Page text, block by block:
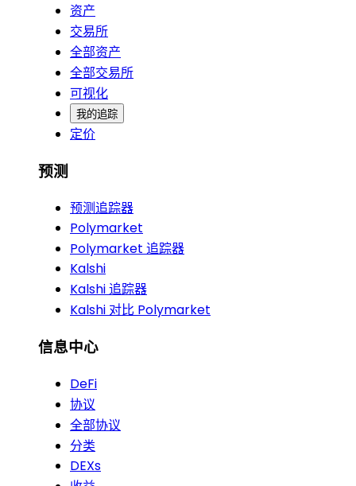
资产
交易所
全部资产
全部交易所
可视化
我的追踪
定价
预测
预测追踪器
Polymarket
Polymarket 追踪器
Kalshi
Kalshi 追踪器
Kalshi 对比 Polymarket
信息中心
DeFi
协议
全部协议
分类
DEXs